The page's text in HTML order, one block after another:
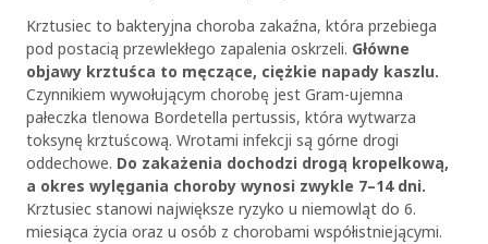
Krztusiec to bakteryjna choroba zakaźna, która przebiega
pod postacią przewlekłego zapalenia oskrzeli. Główne
objawy krztuśca to męczące, ciężkie napady kaszlu.
Czynnikiem wywołującym chorobę jest Gram-ujemna
pałeczka tlenowa Bordetella pertussis, która wytwarza
toksynę krztuścową. Wrotami infekcji są górne drogi
oddechowe. Do zakażenia dochodzi drogą kropelkową,
a okres wylęgania choroby wynosi zwykle 7–14 dni.
Krztusiec stanowi największe ryzyko u niemowląt do 6.
miesiąca życia oraz u osób z chorobami współistniejącymi.